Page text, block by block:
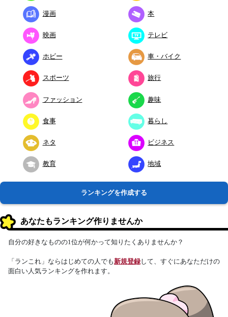
漫画 本
映画 テレビ
ホビー 車・バイク
スポーツ 旅行
ファッション 趣味
食事 暮らし
ネタ ビジネス
教育 地域
ランキングを作成する
あなたもランキング作りませんか
自分の好きなものの1位が何かって知りたくありませんか？
「ランこれ」ならはじめての人でも新規登録して、すぐにあなただけの
面白い人気ランキングを作れます。